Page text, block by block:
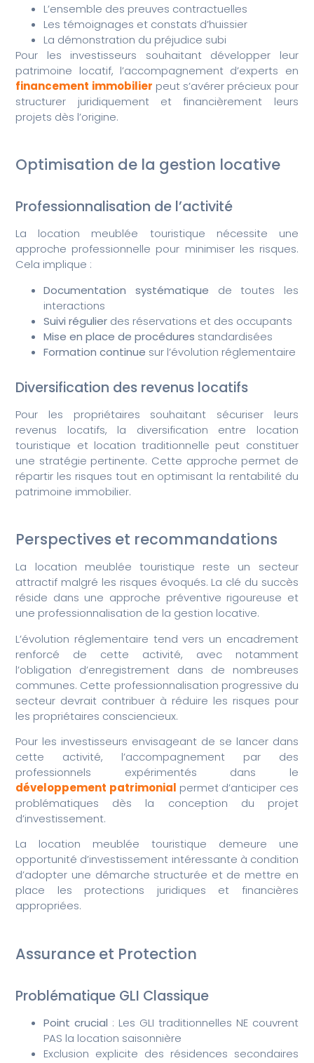
L’ensemble des preuves contractuelles
Les témoignages et constats d’huissier
La démonstration du préjudice subi
Pour les investisseurs souhaitant développer leur
patrimoine locatif, l’accompagnement d’experts en
financement immobilier peut s’avérer précieux pour
structurer juridiquement et financièrement leurs
projets dès l’origine.
Optimisation de la gestion locative
Professionnalisation de l’activité
La location meublée touristique nécessite une
approche professionnelle pour minimiser les risques.
Cela implique :
Documentation systématique de toutes les
interactions
Suivi régulier des réservations et des occupants
Mise en place de procédures standardisées
Formation continue sur l’évolution réglementaire
Diversification des revenus locatifs
Pour les propriétaires souhaitant sécuriser leurs
revenus locatifs, la diversification entre location
touristique et location traditionnelle peut constituer
une stratégie pertinente. Cette approche permet de
répartir les risques tout en optimisant la rentabilité du
patrimoine immobilier.
Perspectives et recommandations
La location meublée touristique reste un secteur
attractif malgré les risques évoqués. La clé du succès
réside dans une approche préventive rigoureuse et
une professionnalisation de la gestion locative.
L’évolution réglementaire tend vers un encadrement
renforcé de cette activité, avec notamment
l’obligation d’enregistrement dans de nombreuses
communes. Cette professionnalisation progressive du
secteur devrait contribuer à réduire les risques pour
les propriétaires consciencieux.
Pour les investisseurs envisageant de se lancer dans
cette activité, l’accompagnement par des
professionnels expérimentés dans le
développement patrimonial permet d’anticiper ces
problématiques dès la conception du projet
d’investissement.
La location meublée touristique demeure une
opportunité d’investissement intéressante à condition
d’adopter une démarche structurée et de mettre en
place les protections juridiques et financières
appropriées.
Assurance et Protection
Problématique GLI Classique
Point crucial : Les GLI traditionnelles NE couvrent
PAS la location saisonnière
Exclusion explicite des résidences secondaires